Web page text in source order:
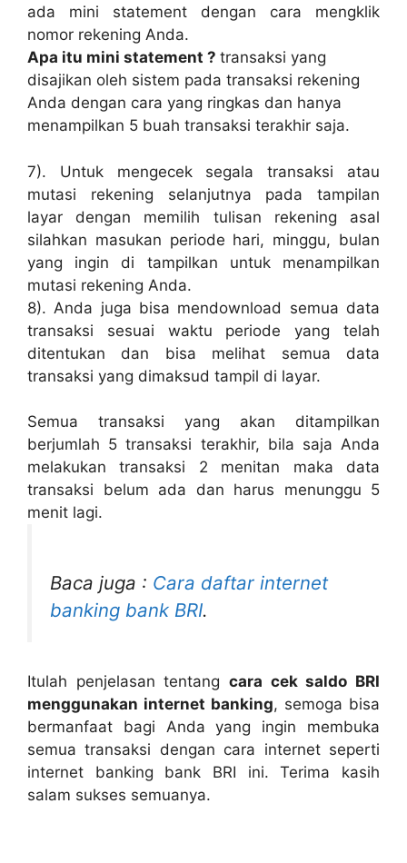
ada mini statement dengan cara mengklik
nomor rekening Anda.
Apa itu mini statement ? transaksi yang
disajikan oleh sistem pada transaksi rekening
Anda dengan cara yang ringkas dan hanya
menampilkan 5 buah transaksi terakhir saja.
7). Untuk mengecek segala transaksi atau
mutasi rekening selanjutnya pada tampilan
layar dengan memilih tulisan rekening asal
silahkan masukan periode hari, minggu, bulan
yang ingin di tampilkan untuk menampilkan
mutasi rekening Anda.
8). Anda juga bisa mendownload semua data
transaksi sesuai waktu periode yang telah
ditentukan dan bisa melihat semua data
transaksi yang dimaksud tampil di layar.
Semua transaksi yang akan ditampilkan
berjumlah 5 transaksi terakhir, bila saja Anda
melakukan transaksi 2 menitan maka data
transaksi belum ada dan harus menunggu 5
menit lagi.
Baca juga : Cara daftar internet
banking bank BRI.
Itulah penjelasan tentang cara cek saldo BRI
menggunakan internet banking, semoga bisa
bermanfaat bagi Anda yang ingin membuka
semua transaksi dengan cara internet seperti
internet banking bank BRI ini. Terima kasih
salam sukses semuanya.